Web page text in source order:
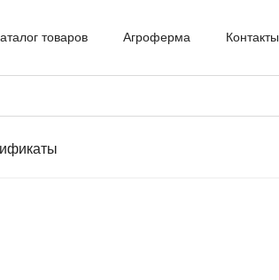
товаров Агроферма Контакты